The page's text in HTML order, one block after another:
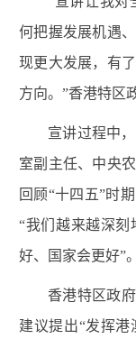
何把握发展机遇
现更大发展，有
方向。”香港特区
宣讲过程中
室副主任、中央
回顾“十四五”时
“我们越来越深
好、国家会更好”
香港特区政
建议提出“发挥